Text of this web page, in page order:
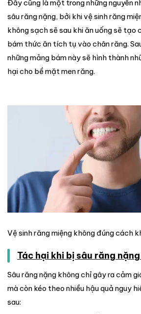
Đây cũng là một trong những nguyên
sâu răng nặng, bởi khi vệ sinh răng
không sạch sẽ sau khi ăn uống sẽ tạo
bám thức ăn tích tụ vào chân răng.
những mảng bám này sẽ hình thành
hại cho bề mặt men răng.
Vệ sinh răng miệng không đúng cách
Tác hại khi bị sâu răng nặng
Sâu răng nặng không chỉ gây ra cảm
mà còn kéo theo nhiều hậu quả nguy
sau: